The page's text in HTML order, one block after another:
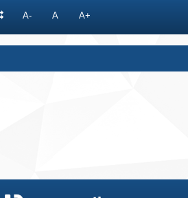
A- A A+